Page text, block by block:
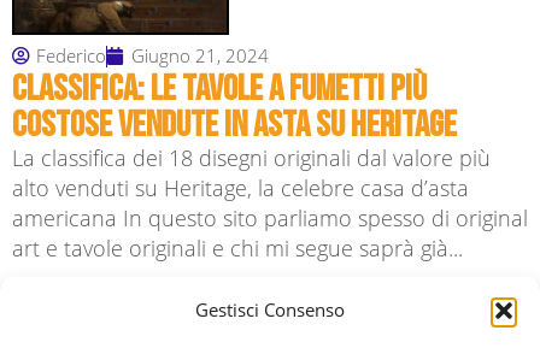
Gestisci Consenso
Federico Giugno 21, 2024
Classifica: Le tavole a fumetti più
costose vendute in asta su Heritage
La classifica dei 18 disegni originali dal valore più
alto venduti su Heritage, la celebre casa d’asta
americana In questo sito parliamo spesso di original
art e tavole originali e chi mi segue saprà già...